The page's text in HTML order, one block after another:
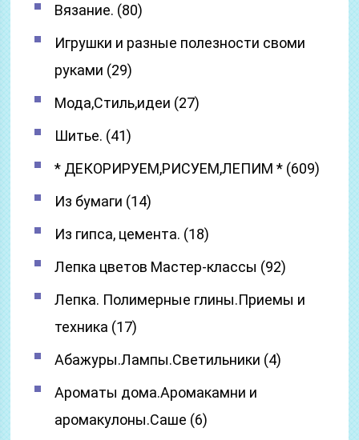
Вязание. (80)
Игрушки и разные полезности своми
руками (29)
Мода,Стиль,идеи (27)
Шитье. (41)
* ДЕКОРИРУЕМ,РИСУЕМ,ЛЕПИМ * (609)
Из бумаги (14)
Из гипса, цемента. (18)
Лепка цветов Мастер-классы (92)
Лепка. Полимерные глины.Приемы и
техника (17)
Абажуры.Лампы.Светильники (4)
Ароматы дома.Аромакамни и
аромакулоны.Саше (6)